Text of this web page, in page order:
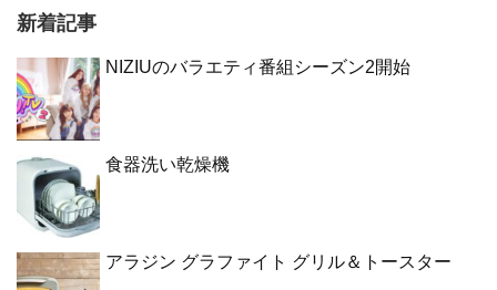
新着記事
NIZIUのバラエティ番組シーズン2開始
食器洗い乾燥機
アラジン グラファイト グリル＆トースター